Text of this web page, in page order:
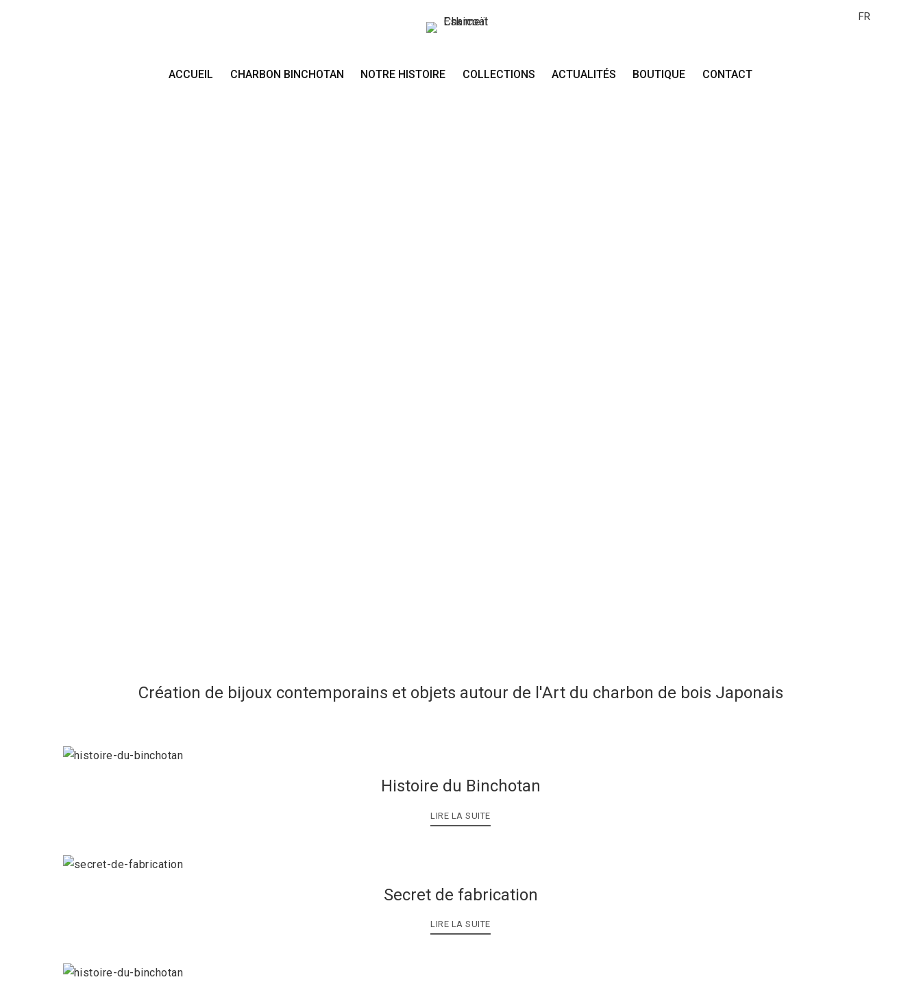
FR
ACCUEIL CHARBON BINCHOTAN NOTRE HISTOIRE COLLECTIONS ACTUALITÉS BOUTIQUE CONTACT
Création de bijoux contemporains et objets autour de l'Art du charbon de bois Japonais
Histoire du Binchotan
LIRE LA SUITE
Secret de fabrication
LIRE LA SUITE